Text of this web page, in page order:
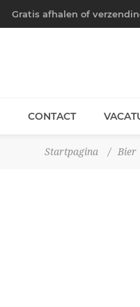
Gratis afhalen of
CONTACT
Startpagina / Bier